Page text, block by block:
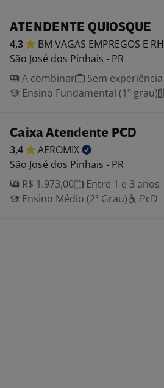
ATENDENTE QUIOSQUE
4,3 BM VAGAS EMPREGOS E RH
São José dos Pinhais - PR
A combinar
Sem experiência
Ensino Fundamental (1º grau)
Caixa Atendente PCD
3,4
AEROMIX
São José dos Pinhais - PR
R$ 1.973,00
Entre 1 e 3 anos
Ensino Médio (2º Grau)
PcD